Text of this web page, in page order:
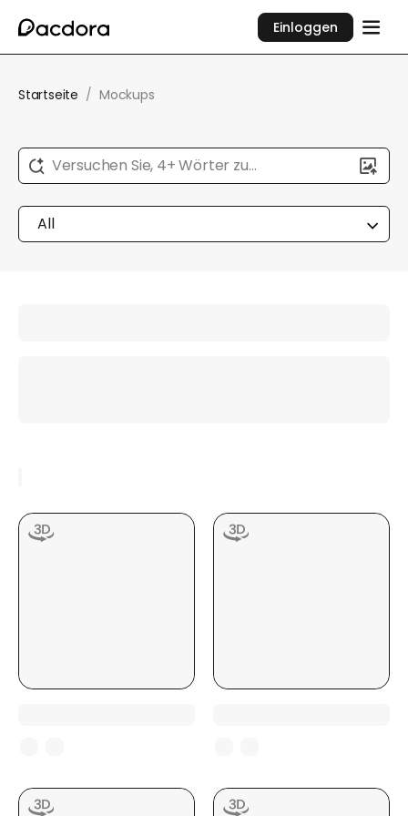
Einloggen
Startseite / Mockups
Versuchen Sie, 4+ Wörter zu
beschreiben...
All